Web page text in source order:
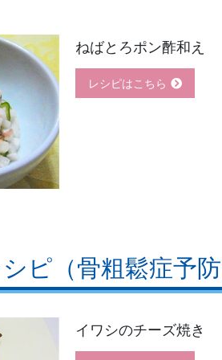
ねばとろポン酢和え
レシピはこちら
ピ（骨粗鬆症予
イワシのチーズ焼き